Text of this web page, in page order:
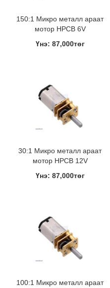
150:1 Микро металл араат
мотор HPCB 6V
Үнэ: 87,000төг
30:1 Микро металл араат
мотор HPCB 12V
Үнэ: 87,000төг
100:1 Микро металл араат